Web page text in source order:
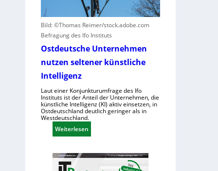
n
d
N
I
S
2
e
n
v
e
r
r
a
c
h
e
n
h
h
a
u
f
u
m
o
i
d
R
b
Bild: ©Thomas Reimer/stock.adobe.com
Befragung des Ifo Instituts
Ostdeutsche Unternehmen
nutzen seltener künstliche
Intelligenz
Laut einer Konjunkturumfrage des Ifo
Instituts ist der Anteil der Unternehmen, die
künstliche Intelligenz (KI) aktiv einsetzen, in
Ostdeutschland deutlich geringer als in
Westdeutschland.
Weiterlesen:
O
t